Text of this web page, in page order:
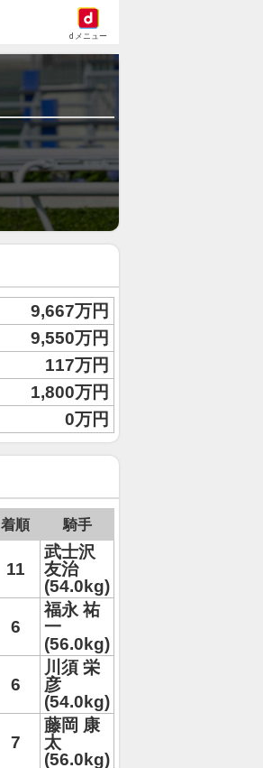
dメニュー
9,667万円
9,550万円
117万円
1,800万円
0万円
着順 騎手
11
武士沢
友治
(54.0kg)
6
福永 祐
一
(56.0kg)
6
川須 栄
彦
(54.0kg)
7
藤岡 康
太
(56.0kg)